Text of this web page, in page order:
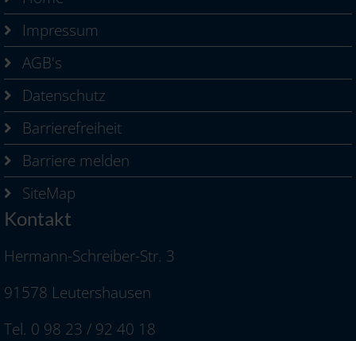
Impressum
AGB's
Datenschutz
Barrierefreiheit
Barriere melden
SiteMap
Kontakt
Hermann-Schreiber-Str. 3
91578 Leutershausen
Tel. 0 98 23 / 92 40 18